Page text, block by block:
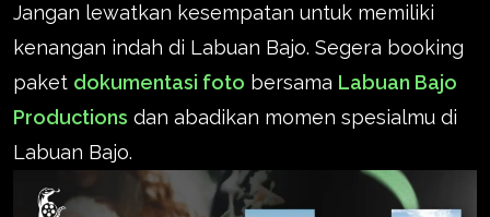
Jangan lewatkan kesempatan untuk memiliki
kenangan indah di Labuan Bajo. Segera booking
paket dokumentasi foto bersama Labuan Bajo
Productions dan abadikan momen spesialmu di
Labuan Bajo.